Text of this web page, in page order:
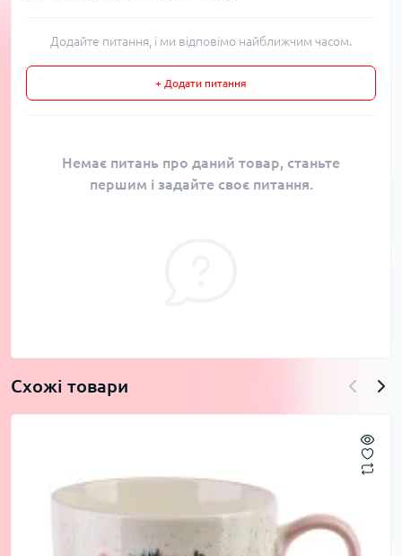
Додайте питання, і ми відповімо найближчим часом.
+ Додати питання
Немає питань про даний товар, станьте
першим і задайте своє питання.
Схожі товари